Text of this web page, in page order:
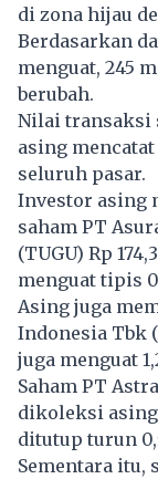
di zona hijau
Berdasarkan
menguat, 245
berubah.
Nilai transaksi
asing
seluruh pasar.
Investor asing
saham PT
(TUGU) Rp
menguat tipis
Asing juga
Indonesia Tbk
juga menguat
Saham PT
dikoleksi asing
ditutup turun
Sementara itu,